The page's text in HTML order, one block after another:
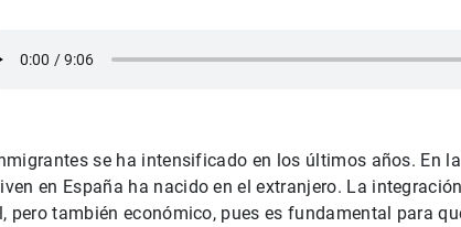
se ha intensificado en los últimos años. En
en España ha nacido en el extranjero. La
pero también económico, pues es fundamental para